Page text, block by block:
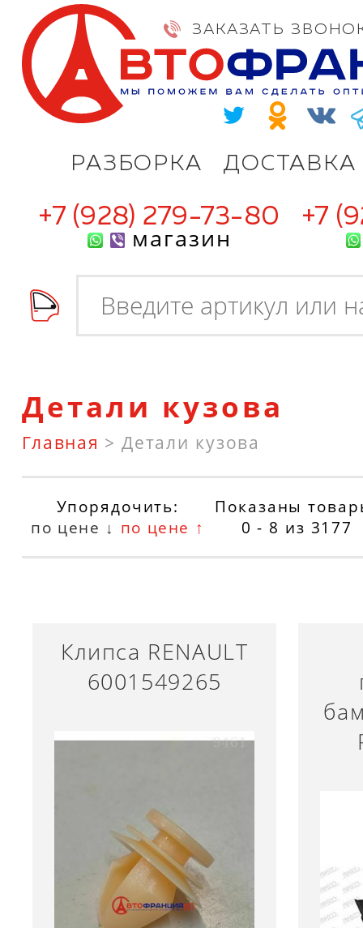
РАЗБОРКА ДОСТАВКА
ЗАКАЗАТЬ
+7 (928) 279-73-80
магазин
+7
Детали кузова
Главная > Детали кузова
Упорядочить:
по цене ↓ по цене ↑
Показаны
0 - 8 из 3177
Клипса RENAULT
6001549265